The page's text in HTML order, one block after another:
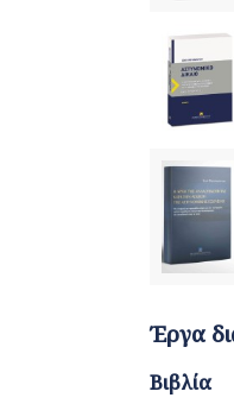
Έργα
Βιβλία